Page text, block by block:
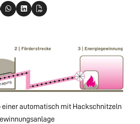
einer automatisch mit Hackschnitzeln